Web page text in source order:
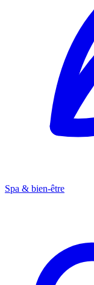
Spa & bien-être